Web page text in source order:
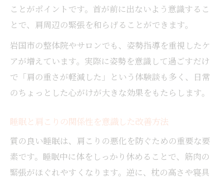
ことがポイントです。首が前に出ないよう意識するこ
とで、肩周辺の緊張を和らげることができます。
岩国市の整体院やサロンでも、姿勢指導を重視したケ
アが増えています。実際に姿勢を意識して過ごすだけ
で「肩の重さが軽減した」という体験談も多く、日常
のちょっとした心がけが大きな効果をもたらします。
睡眠と肩こりの関係性を意識した改善方法
質の良い睡眠は、肩こりの悪化を防ぐための重要な要
素です。睡眠中に体をしっかり休めることで、筋肉の
緊張がほぐれやすくなります。逆に、枕の高さや寝具